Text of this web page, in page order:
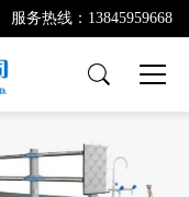
服务热线：13845959668